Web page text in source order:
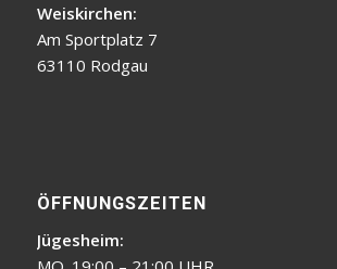
Weiskirchen:
Am Sportplatz 7
63110 Rodgau
ÖFFNUNGSZEITEN
Jügesheim: